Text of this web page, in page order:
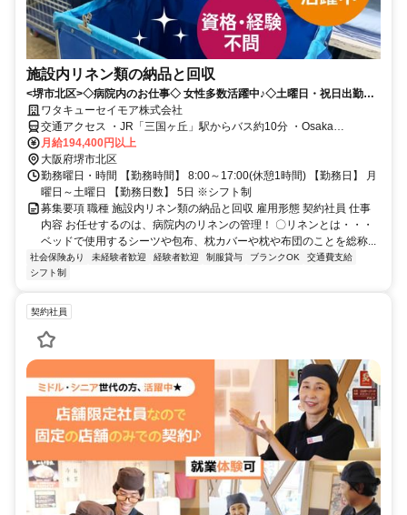
施設内リネン類の納品と回収
<堺市北区>◇病院内のお仕事◇ 女性多数活躍中♪◇土曜日・祝日出勤で
きる方大歓迎♪
ワタキューセイモア株式会社
交通アクセス ・JR「三国ヶ丘」駅からバス約10分 ・Osaka
Metro「新金岡」駅から徒歩約10分（バスあり） ・南海「堺東」から
バス約16分 バス「労災病院前」で下車
月給194,400円以上
大阪府堺市北区
勤務曜日・時間 【勤務時間】 8:00～17:00(休憩1時間) 【勤務日】 月
曜日～土曜日 【勤務日数】 5日 ※シフト制
募集要項 職種 施設内リネン類の納品と回収 雇用形態 契約社員 仕事
内容 お任せするのは、病院内のリネンの管理！ 〇リネンとは・・・
ベッドで使用するシーツや包布、枕カバーや枕や布団のことを総称...
社会保険あり 未経験者歓迎 経験者歓迎 制服貸与 ブランクOK
交通費支給
シフト制
契約社員